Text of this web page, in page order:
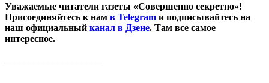
Уважаемые читатели газеты «Совершенно секретно»!
Присоединяйтесь к нам в Telegram и подписывайтесь на
наш официальный канал в Дзене. Там все самое
интересное.